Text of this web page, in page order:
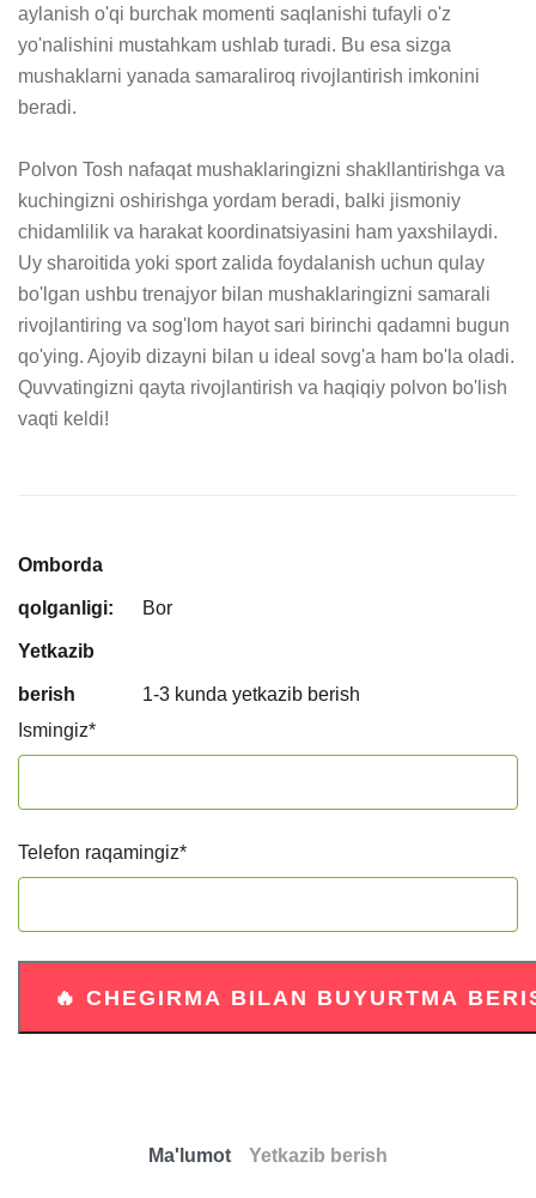
aylanish o'qi burchak momenti saqlanishi tufayli o'z
yo'nalishini mustahkam ushlab turadi. Bu esa sizga
mushaklarni yanada samaraliroq rivojlantirish imkonini
beradi.
Polvon Tosh nafaqat mushaklaringizni shakllantirishga va
kuchingizni oshirishga yordam beradi, balki jismoniy
chidamlilik va harakat koordinatsiyasini ham yaxshilaydi.
Uy sharoitida yoki sport zalida foydalanish uchun qulay
bo'lgan ushbu trenajyor bilan mushaklaringizni samarali
rivojlantiring va sog'lom hayot sari birinchi qadamni bugun
qo'ying. Ajoyib dizayni bilan u ideal sovg'a ham bo'la oladi.
Quvvatingizni qayta rivojlantirish va haqiqiy polvon bo'lish
vaqti keldi!
Omborda
qolganligi: Bor
Yetkazib
berish
1-3 kunda yetkazib berish
Ismingiz*
Telefon raqamingiz*
Ma'lumot Yetkazib berish